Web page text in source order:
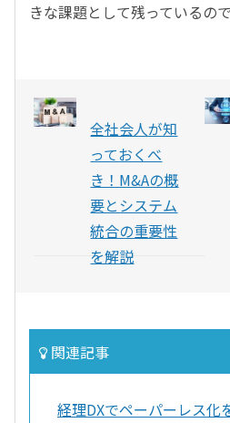
きな課題として残っているので
全社会人が知
っておくべ
き！M&Aの概
要とシステム
統合の重要性
を解説
関連記事
経理DXでペーパーレス化